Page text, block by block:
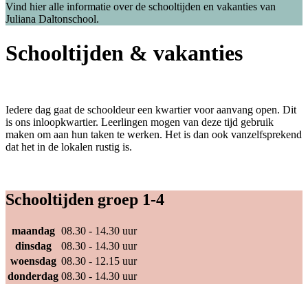
Vind hier alle informatie over de schooltijden en vakanties van
Juliana Daltonschool.
Schooltijden & vakanties
Iedere dag gaat de schooldeur een kwartier voor aanvang open. Dit
is ons inloopkwartier. Leerlingen mogen van deze tijd gebruik
maken om aan hun taken te werken. Het is dan ook vanzelfsprekend
dat het in de lokalen rustig is.
Schooltijden groep 1-4
maandag 08.30 - 14.30 uur
dinsdag
08.30 - 14.30 uur
woensdag 08.30 - 12.15 uur
donderdag 08.30 - 14.30 uur